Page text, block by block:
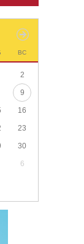
ВС
2
9
16
23
30
6